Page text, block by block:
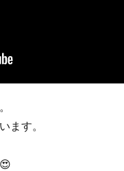
ます。